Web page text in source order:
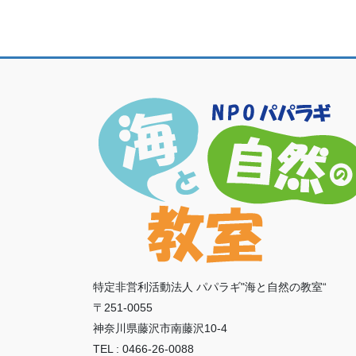
特定非営利活動法人 パパラギ"海と自然の教室“
〒251-0055
神奈川県藤沢市南藤沢10-4
TEL : 0466-26-0088